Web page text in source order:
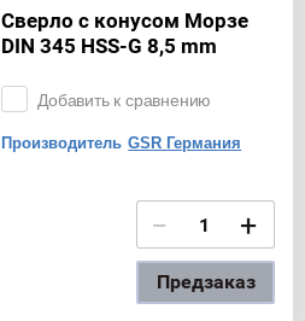
Сверло с конусом Морзе
DIN 345 HSS-G 8,5 mm
Добавить к сравнению
Производитель GSR Германия
− +
Предзаказ